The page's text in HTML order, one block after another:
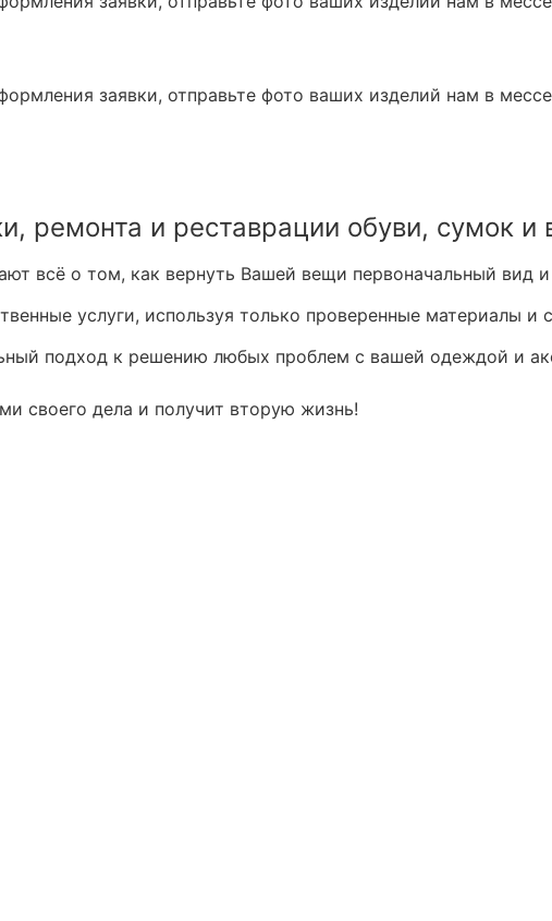
заявки, отправьте фото ваших изделий нам в
ремонта и реставрации обуви, сумок и
всё о том, как вернуть Вашей вещи первоначальный вид и
услуги, используя только проверенные материалы и
подход к решению любых проблем с вашей одеждой и
своего дела и получит вторую жизнь!